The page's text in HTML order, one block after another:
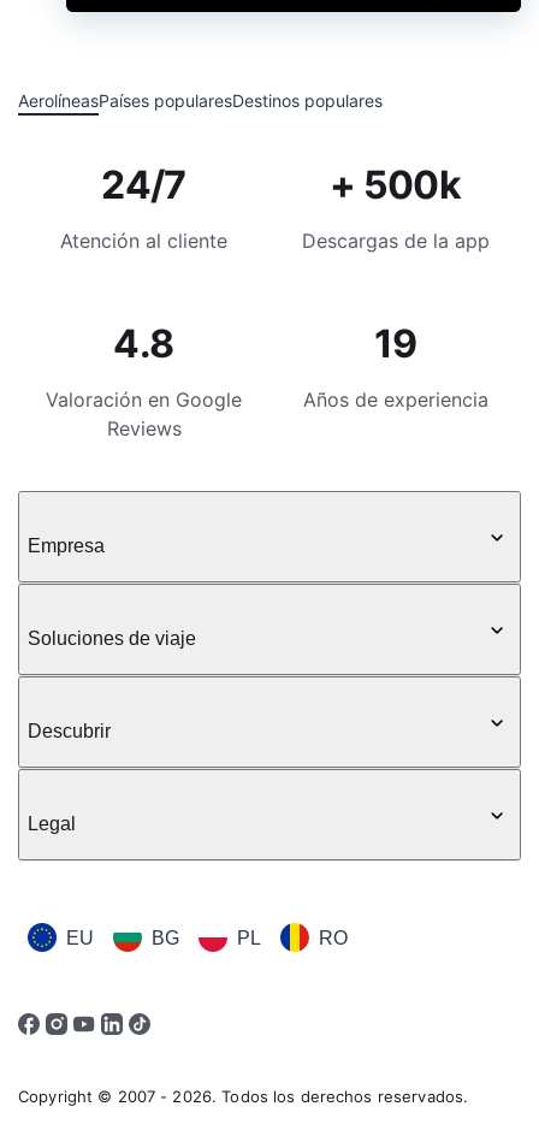
AerolíneasPaíses popularesDestinos populares
24/7
Atención al cliente
+ 500k
Descargas de la app
4.8
Valoración en Google
Reviews
19
Años de experiencia
Empresa
Soluciones de viaje
Descubrir
Legal
EU BG PL RO
Copyright © 2007 - 2026. Todos los derechos reservados.